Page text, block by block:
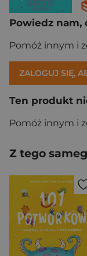
Powiedz nam,
Pomóż innym i
ZALOGUJ SIĘ,
Ten produkt
Pomóż innym i
Z tego